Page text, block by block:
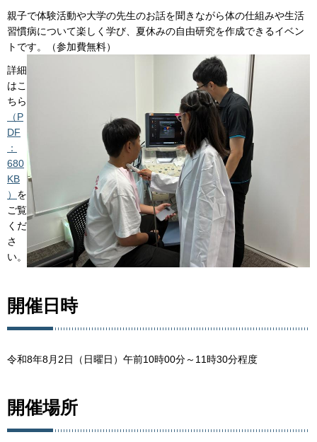
親子で体験活動や大学の先生のお話を聞きながら体の仕組みや生活
習慣病について楽しく学び、夏休みの自由研究を作成できるイベン
トです。（参加費無料）
詳細
はこ
ちら
（P
DF
：
680
KB
） を
ご覧
くだ
さ
い。
開催日時
令和8年8月2日（日曜日）午前10時00分～11時30分程度
開催場所